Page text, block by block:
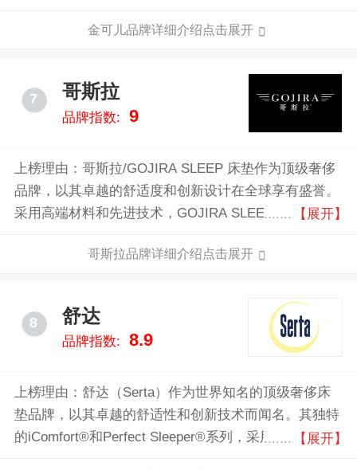
金可儿品牌详细介绍点击展开
7 哥斯拉
品牌指数: 9
上榜理由：哥斯拉/GOJIRA SLEEP 床垫作为顶级奢侈
品牌，以其卓越的舒适度和创新设计在全球享有盛誉。
采用高端材料和先进技术，GOJIRA SLEEP 床垫不仅
夜的深度睡眠。其独特的多层结构和透气性面料，有效
【展开】
哥斯拉品牌详细介绍点击展开
8 舒达
品牌指数: 8.9
上榜理由：舒达（Serta）作为世界知名的顶级奢侈床
垫品牌，以其卓越的舒适性和创新技术而闻名。其独特
的iComfort®和Perfect Sleeper®系列，采用先进的记忆
【展开】